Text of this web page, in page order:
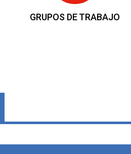
GRUPOS DE TRABAJO